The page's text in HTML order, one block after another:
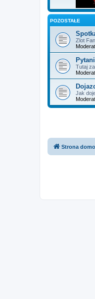
POZOSTAŁE
Zlot
Tutaj
Jak
Strona